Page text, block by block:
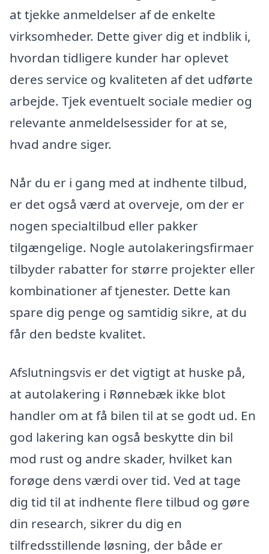
at tjekke anmeldelser af de enkelte
virksomheder. Dette giver dig et indblik i,
hvordan tidligere kunder har oplevet
deres service og kvaliteten af det udførte
arbejde. Tjek eventuelt sociale medier og
relevante anmeldelsessider for at se,
hvad andre siger.
Når du er i gang med at indhente tilbud,
er det også værd at overveje, om der er
nogen specialtilbud eller pakker
tilgængelige. Nogle autolakeringsfirmaer
tilbyder rabatter for større projekter eller
kombinationer af tjenester. Dette kan
spare dig penge og samtidig sikre, at du
får den bedste kvalitet.
Afslutningsvis er det vigtigt at huske på,
at autolakering i Rønnebæk ikke blot
handler om at få bilen til at se godt ud. En
god lakering kan også beskytte din bil
mod rust og andre skader, hvilket kan
forøge dens værdi over tid. Ved at tage
dig tid til at indhente flere tilbud og gøre
din research, sikrer du dig en
tilfredsstillende løsning, der både er